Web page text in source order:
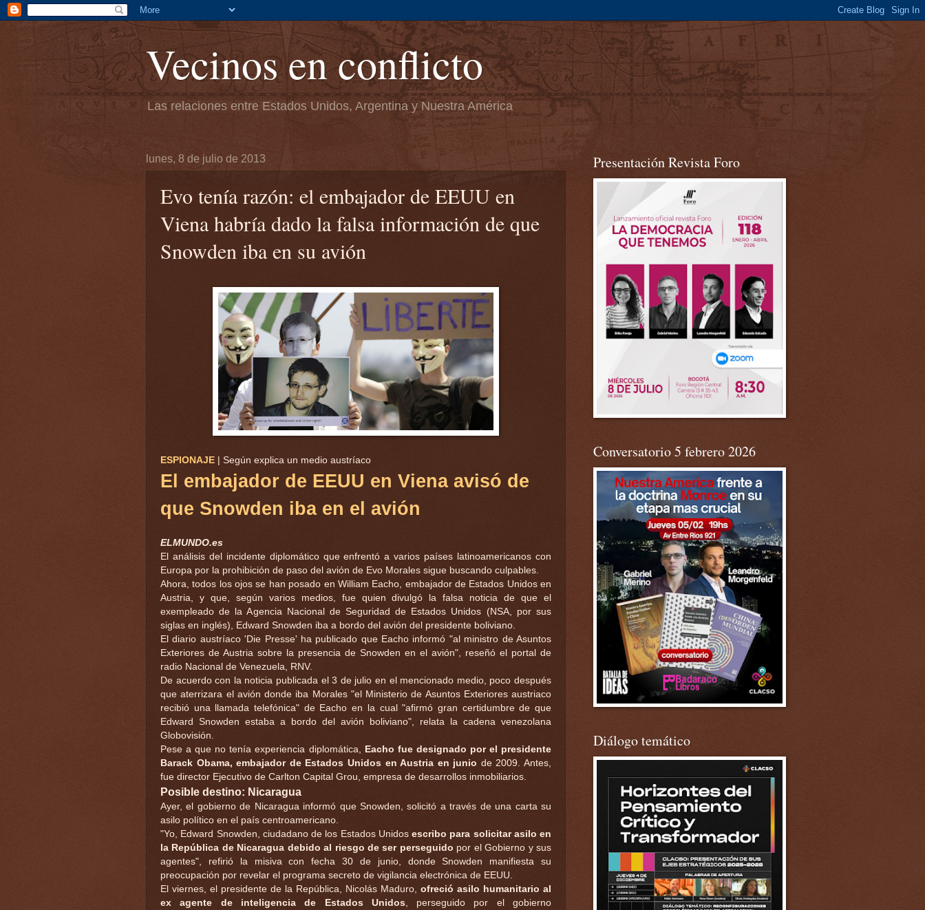
Vecinos en conflicto
Las relaciones entre Estados Unidos, Argentina y Nuestra América
lunes, 8 de julio de 2013
Evo tenía razón: el embajador de EEUU en
Viena habría dado la falsa información de que
Snowden iba en su avión
ESPIONAJE | Según explica un medio austríaco
El embajador de EEUU en Viena avisó de
que Snowden iba en el avión
ELMUNDO.es
El análisis del incidente diplomático que enfrentó a varios países latinoamericanos con
Europa por la prohibición de paso del avión de Evo Morales sigue buscando culpables.
Ahora, todos los ojos se han posado en William Eacho, embajador de Estados Unidos en
Austria, y que, según varios medios, fue quien divulgó la falsa noticia de que el
exempleado de la Agencia Nacional de Seguridad de Estados Unidos (NSA, por sus
siglas en inglés), Edward Snowden iba a bordo del avión del presidente boliviano.
El diario austríaco 'Die Presse' ha publicado que Eacho informó "al ministro de Asuntos
Exteriores de Austria sobre la presencia de Snowden en el avión", reseñó el portal de
radio Nacional de Venezuela, RNV.
De acuerdo con la noticia publicada el 3 de julio en el mencionado medio, poco después
que aterrizara el avión donde iba Morales "el Ministerio de Asuntos Exteriores austriaco
recibió una llamada telefónica" de Eacho en la cual "afirmó gran certidumbre de que
Edward Snowden estaba a bordo del avión boliviano", relata la cadena venezolana
Globovisión.
Pese a que no tenía experiencia diplomática,
Eacho fue designado por el presidente
Barack Obama, embajador de Estados Unidos en Austria en junio de 2009. Antes,
fue director Ejecutivo de Carlton Capital Grou, empresa de desarrollos inmobiliarios.
Posible destino: Nicaragua
Ayer, el gobierno de Nicaragua informó que Snowden, solicitó a través de una carta su
asilo político en el país centroamericano.
"Yo, Edward Snowden, ciudadano de los Estados Unidos escribo para solicitar asilo en
la República de Nicaragua debido al riesgo de ser perseguido por el Gobierno y sus
agentes", refirió la misiva con fecha 30 de junio, donde Snowden manifiesta su
preocupación por revelar el programa secreto de vigilancia electrónica de EEUU.
El viernes, el presidente de la República, Nicolás Maduro, ofreció asilo humanitario al
ex agente de inteligencia de Estados Unidos, perseguido por el gobierno
Presentación Revista Foro
Conversatorio 5 febrero 2026
Diálogo temático